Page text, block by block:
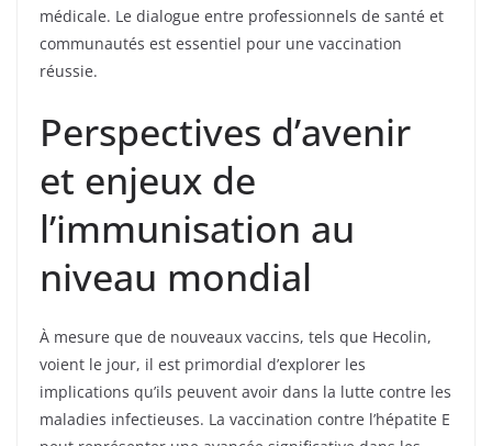
médicale. Le dialogue entre professionnels de santé et
communautés est essentiel pour une vaccination
réussie.
Perspectives d’avenir
et enjeux de
l’immunisation au
niveau mondial
À mesure que de nouveaux vaccins, tels que Hecolin,
voient le jour, il est primordial d’explorer les
implications qu’ils peuvent avoir dans la lutte contre les
maladies infectieuses. La vaccination contre l’hépatite E